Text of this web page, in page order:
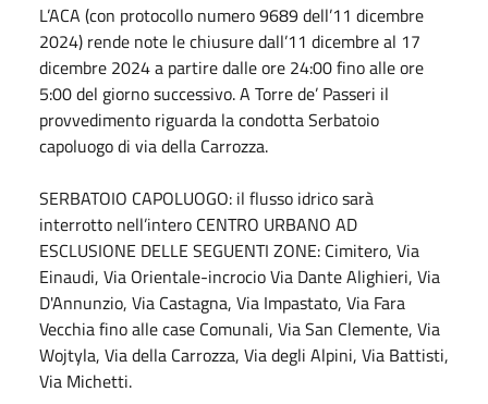
L’ACA (con protocollo numero 9689 dell’11 dicembre
2024) rende note le chiusure dall’11 dicembre al 17
dicembre 2024 a partire dalle ore 24:00 fino alle ore
5:00 del giorno successivo. A Torre de’ Passeri il
provvedimento riguarda la condotta Serbatoio
capoluogo di via della Carrozza.
SERBATOIO CAPOLUOGO: il flusso idrico sarà
interrotto nell’intero CENTRO URBANO AD
ESCLUSIONE DELLE SEGUENTI ZONE: Cimitero, Via
Einaudi, Via Orientale-incrocio Via Dante Alighieri, Via
D'Annunzio, Via Castagna, Via Impastato, Via Fara
Vecchia fino alle case Comunali, Via San Clemente, Via
Wojtyla, Via della Carrozza, Via degli Alpini, Via Battisti,
Via Michetti.